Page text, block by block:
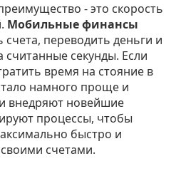
- это скорость
Мобильные финансы
переводить деньги и
считанные секунды. Если
время на стояние в
намного проще и
внедряют новейшие
процессы, чтобы
быстро и
счетами.